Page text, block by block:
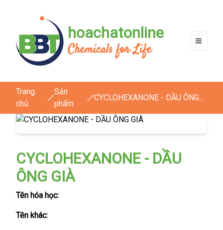
hoachatonline
Chemicals for Life
Trang
chủ
Sản
phẩm
CYCLOHEXANONE - DẦU ÔNG
CYCLOHEXANONE - DẦU
ÔNG GIÀ
Tên hóa học:
Tên khác: